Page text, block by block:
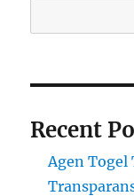
Recent
Agen Togel